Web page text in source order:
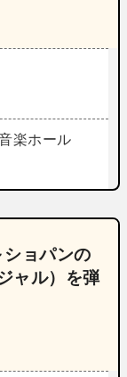
楽ホール
ョパンの
ャル）を弾